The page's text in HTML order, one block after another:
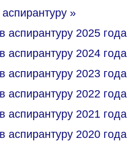
»
аспирантуру 2025 года
аспирантуру 2024 года
аспирантуру 2023 года
аспирантуру 2022 года
аспирантуру 2021 года
аспирантуру 2020 года